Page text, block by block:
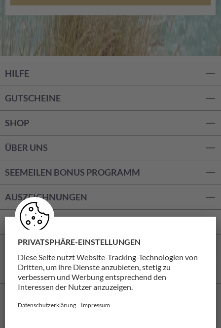
WIDERRUF
HILFE
GUTSCHEINE
SHOP
ÜBER UNS
SEEMEILEN BONUS PROGRAMM
AUSZEICHNUNGEN
ZAHLUNGSARTEN
IDEALO